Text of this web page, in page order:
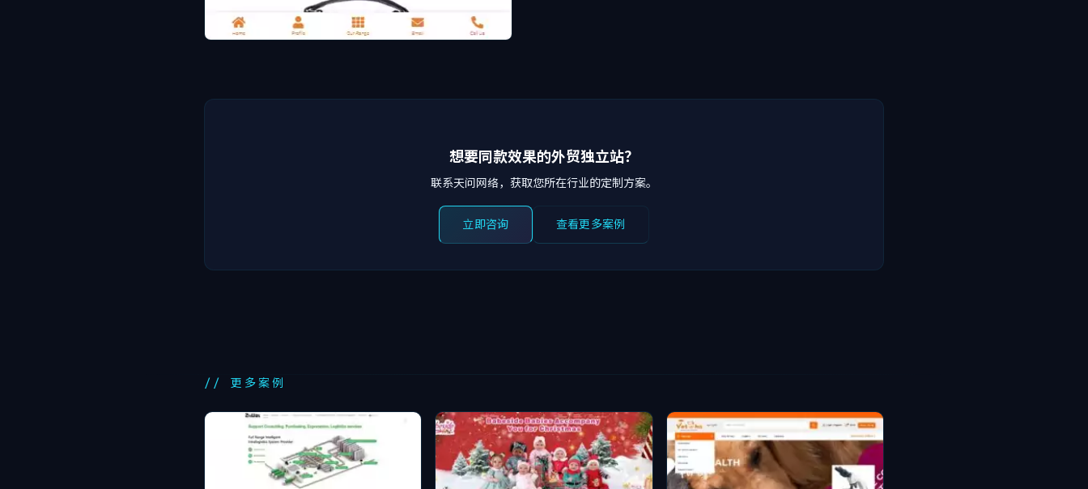
想要同款效果的外贸独立站？
联系天问网络，获取您所在行业的定制方案。
立即咨询 查看更多案例
// 更多案例